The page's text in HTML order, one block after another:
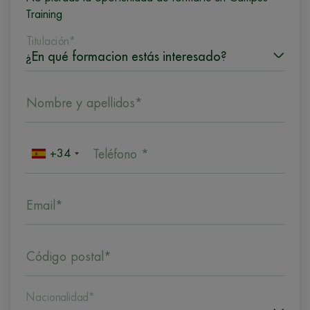
Training
Titulación*
Nombre y apellidos*
+34 Teléfono *
Email*
Código postal*
Nacionalidad*